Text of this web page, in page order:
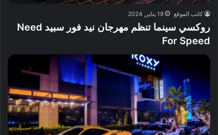
كاتب الموقع 18 يناير, 2024
روكسي سينما تنظم مهرجان نيد فور سبيد Need
For Speed